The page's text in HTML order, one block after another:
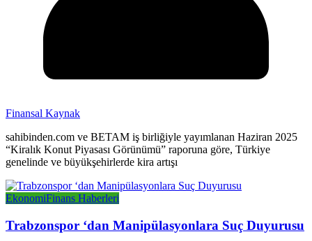
Finansal Kaynak
sahibinden.com ve BETAM iş birliğiyle yayımlanan Haziran 2025
“Kiralık Konut Piyasası Görünümü” raporuna göre, Türkiye
genelinde ve büyükşehirlerde kira artışı
EkonomiFinans Haberleri
Trabzonspor ‘dan Manipülasyonlara Suç Duyurusu